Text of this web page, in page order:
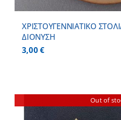
ΧΡΙΣΤΟΥΓΕΝΝΙΑΤΙΚΟ
ΔΙΟΝΥΣΗ
3,00€
Out of